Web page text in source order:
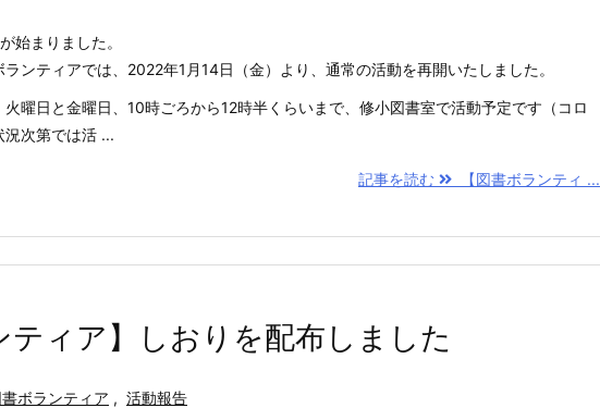
始まりました。
ランティアでは、2022年1月14日（金）より、通常の活動を再開いたしました。
火曜日と金曜日、10時ごろから12時半くらいまで、修小図書室で活動予定です（コロ
況次第では活 ...
記事を読む 【図書ボランティ ...
ティア】しおりを配布しました
書ボランティア , 活動報告